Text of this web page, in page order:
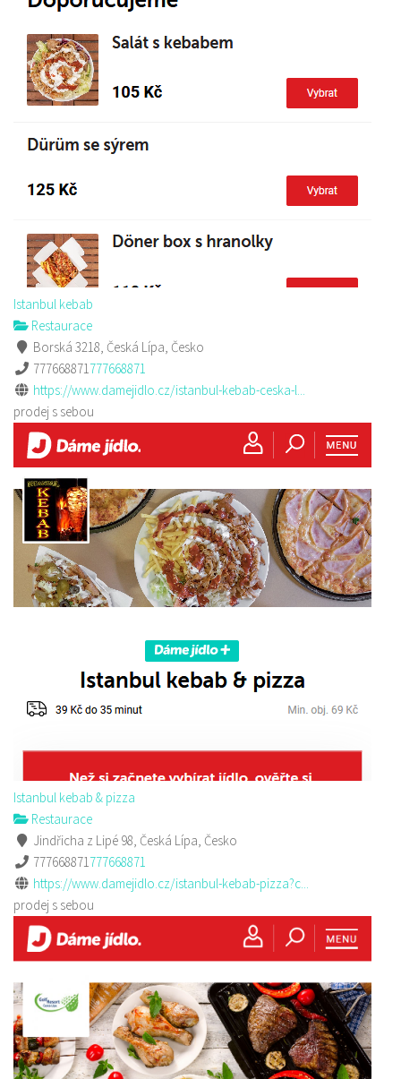
Istanbul kebab
Restaurace
Borská 3218, Česká Lípa, Česko
777668871777668871
https://www.damejidlo.cz/istanbul-kebab-ceska-l...
prodej s sebou
Istanbul kebab & pizza
Restaurace
Jindřicha z Lipé 98, Česká Lípa, Česko
777668871777668871
https://www.damejidlo.cz/istanbul-kebab-pizza?c...
prodej s sebou